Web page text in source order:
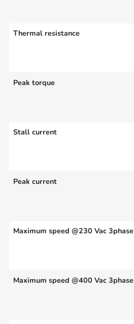
Thermal resistance
Peak torque
Stall current
Peak current
Maximum speed @230 Vac 3phase
Maximum speed @400 Vac 3phase